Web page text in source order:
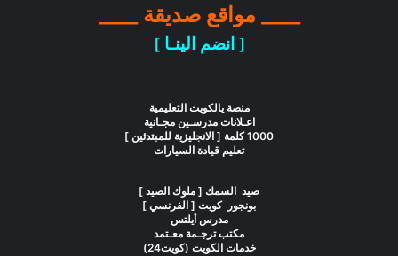
____ مواقع صديقة ____
[ انضم الينـا ]
منصة يالكويت التعليمية
اعـلانات مدرسـين مجـانية
1000 كلمة [ الانجليزية للمبتدئين ]
تعليم قيادة السيارات
صيد السمك [ ملوك الصيد ]
بونجور كويت [ الفرنسي ]
مدرس أيلتس
مكتب ترجـمة معـتمد
خدمات الكويت (كويت24)